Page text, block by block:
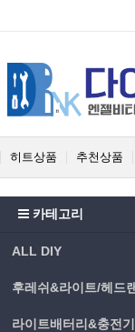
히트상품 추천상품
카테고리
ALL DIY
후레쉬&라이트/헤드
라이트배터리&충전